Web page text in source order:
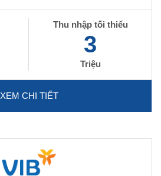
Thu nhập tối thiểu
3
Triệu
XEM CHI TIẾT